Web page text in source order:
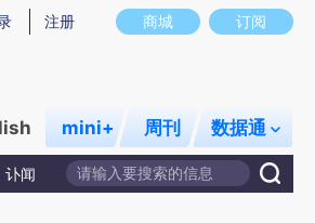
存在偏差。不代表财新观点和立场。推荐点击链
商城 订阅
注册
mini+ 周刊 数据通
讣闻